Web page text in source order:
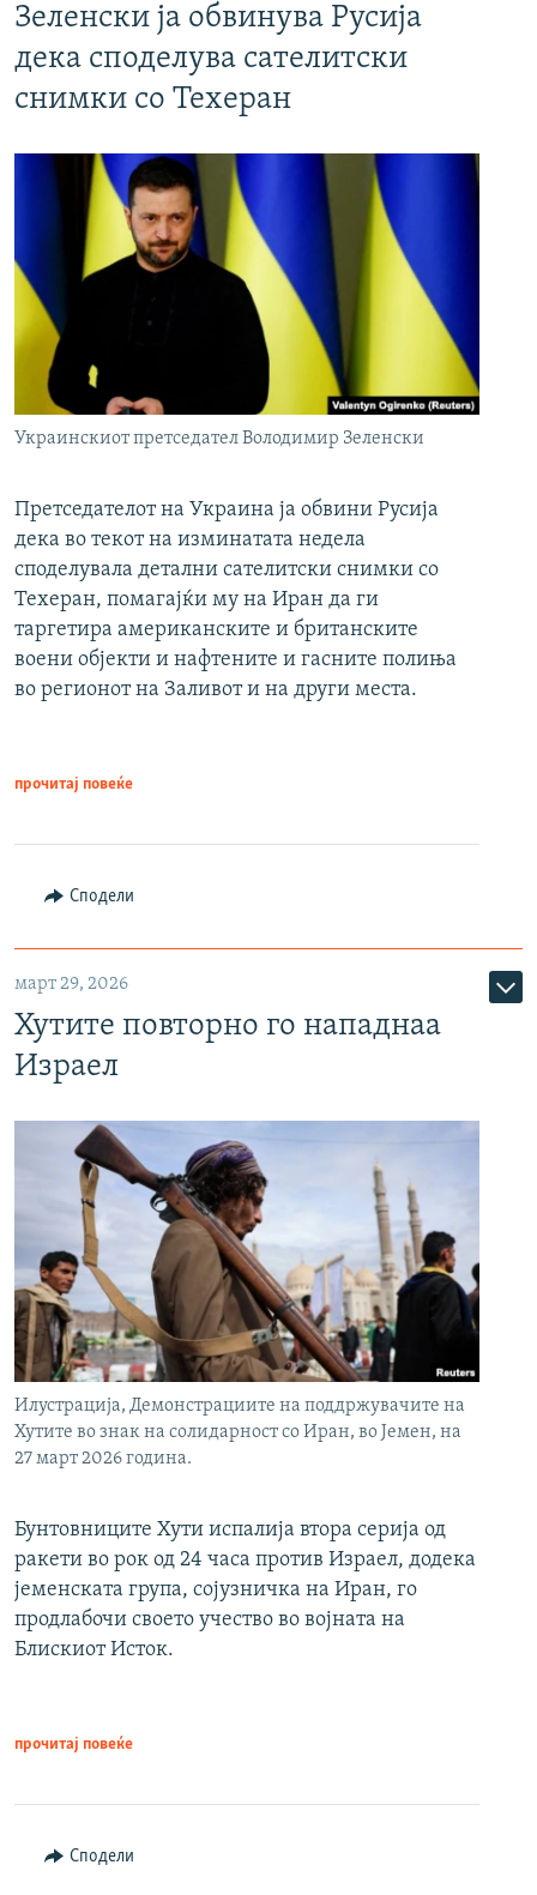
Зеленски ја обвинува Русија
дека споделува сателитски
снимки со Техеран
Украинскиот претседател Володимир Зеленски
Претседателот на Украина ја обвини Русија
дека во текот на изминатата недела
споделувала детални сателитски снимки со
Техеран, помагајќи му на Иран да ги
таргетира американските и британските
воени објекти и нафтените и гасните полиња
во регионот на Заливот и на други места.
прочитај повеќе
Сподели
март 29, 2026
Хутите повторно го нападнаа
Израел
Илустрација, Демонстрациите на поддржувачите на
Хутите во знак на солидарност со Иран, во Јемен, на
27 март 2026 година.
Бунтовниците Хути испалија втора серија од
ракети во рок од 24 часа против Израел, додека
јеменската група, сојузничка на Иран, го
продлабочи своето учество во војната на
Блискиот Исток.
прочитај повеќе
Сподели